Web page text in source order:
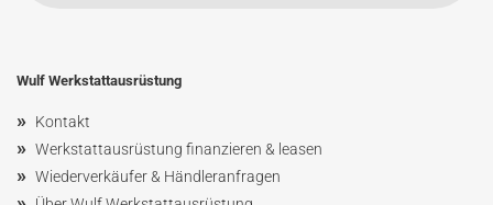
Wulf Werkstattausrüstung
» Kontakt
» Werkstattausrüstung finanzieren & leasen
» Wiederverkäufer & Händleranfragen